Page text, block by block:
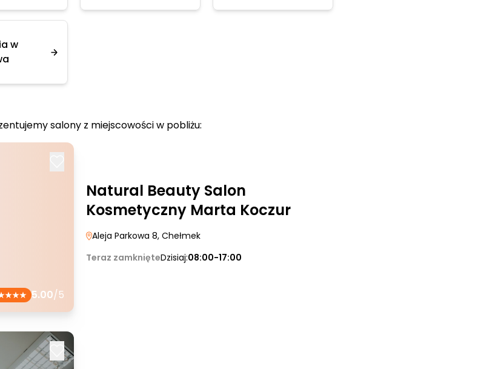
w
salony z miejscowości w pobliżu:
5.00/5
Natural Beauty Salon
Kosmetyczny Marta Koczur
Aleja Parkowa 8, Chełmek
Teraz zamknięteDzisiaj:08:00-17:00